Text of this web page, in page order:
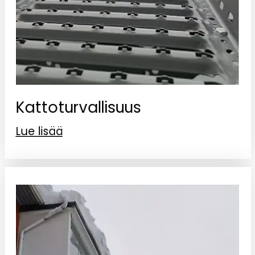
Kattoturvallisuus
Lue lisää